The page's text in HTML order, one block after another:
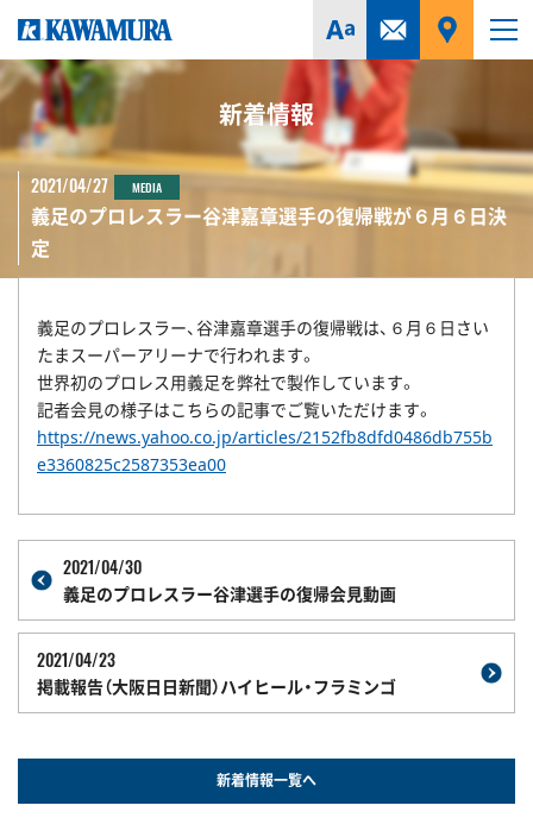
新着情報
2021/04/27 MEDIA
義足のプロレスラー谷津嘉章選手の復帰戦が６月６日決
定
義足のプロレスラー、谷津嘉章選手の復帰戦は、６月６日さい
たまスーパーアリーナで行われます。
世界初のプロレス用義足を弊社で製作しています。
記者会見の様子はこちらの記事でご覧いただけます。
https://news.yahoo.co.jp/articles/2152fb8dfd0486db755b
e3360825c2587353ea00
2021/04/30
義足のプロレスラー谷津選手の復帰会見動画
2021/04/23
掲載報告（大阪日日新聞）ハイヒール・フラミンゴ
新着情報一覧へ